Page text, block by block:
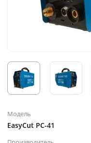
Модель
EasyCut PC-41